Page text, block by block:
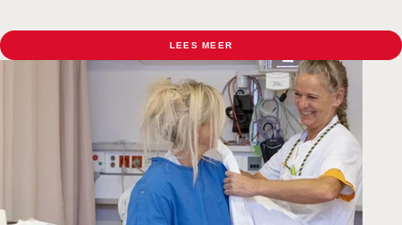
LEES MEER